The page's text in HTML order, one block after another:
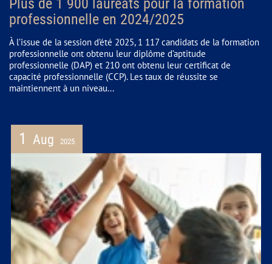
professionnelle en 2024/2025
À l’issue de la session d’été 2025, 1 117 candidats de la formation
professionnelle ont obtenu leur diplôme d’aptitude
professionnelle (DAP) et 210 ont obtenu leur certificat de
capacité professionnelle (CCP). Les taux de réussite se
maintiennent à un niveau...
1 Aug 2025